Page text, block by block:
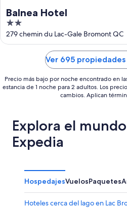
Balnea Hotel
2
out
of
279 chemin du Lac-Gale Bromont QC
Ver 695 propiedades
Precio más bajo por noche encontrado en
estancia de 1 noche para 2 adultos. Los
cambios. Aplican
Explora el
Expedia
HospedajesVuelosPaquetes
Hoteles cerca del lago en Lac